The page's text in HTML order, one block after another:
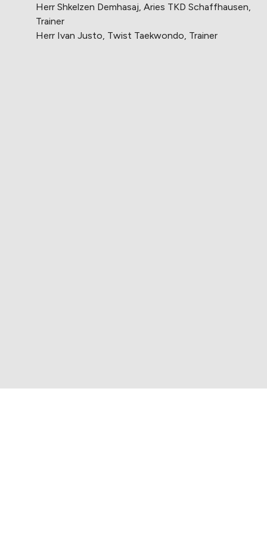
Herr Shkelzen Demhasaj, Aries TKD Schaffhausen,
Trainer
Herr Ivan Justo, Twist Taekwondo, Trainer